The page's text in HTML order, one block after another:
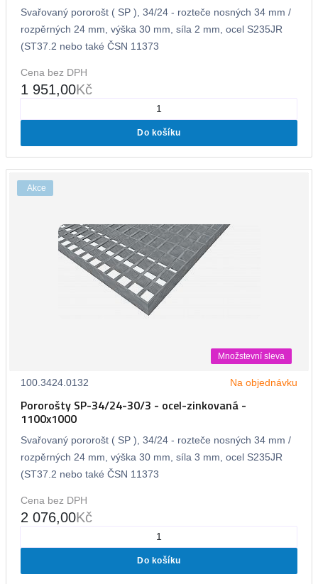
Svařovaný pororošt ( SP ), 34/24 - rozteče nosných 34 mm /
rozpěrných 24 mm, výška 30 mm, síla 2 mm, ocel S235JR
(ST37.2 nebo také ČSN 11373
Cena bez DPH
1 951,00Kč
Do košíku
Akce
Množstevní sleva
100.3424.0132 Na objednávku
Pororošty SP-34/24-30/3 - ocel-zinkovaná -
1100x1000
Svařovaný pororošt ( SP ), 34/24 - rozteče nosných 34 mm /
rozpěrných 24 mm, výška 30 mm, síla 3 mm, ocel S235JR
(ST37.2 nebo také ČSN 11373
Cena bez DPH
2 076,00Kč
Do košíku